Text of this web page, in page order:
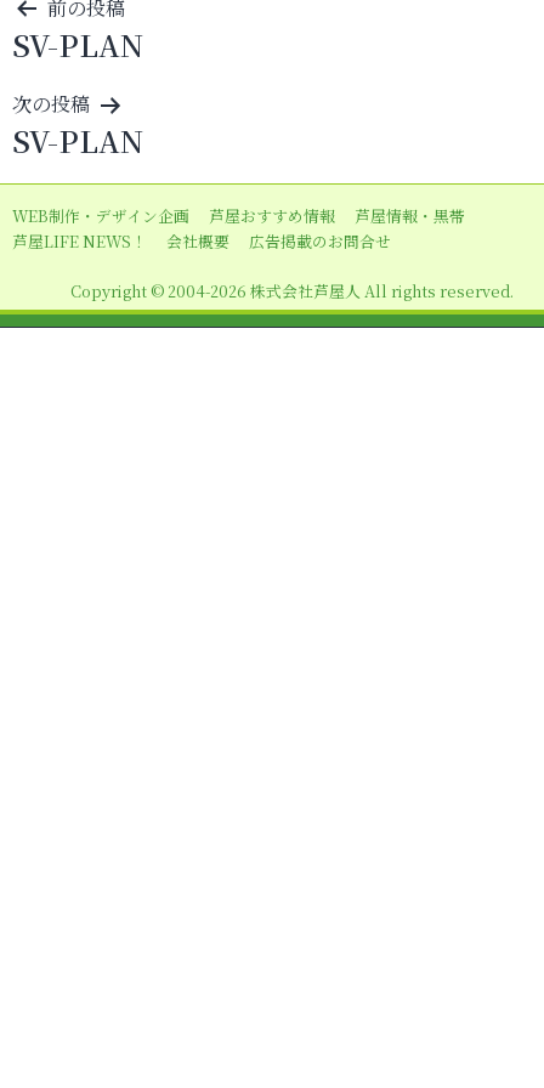
投
稿
ナ
ビ
ゲ
ー
シ
ン
前の投稿
SV-PLAN
次の投稿
SV-PLAN
WEB制作・デザイン企画 芦屋おすすめ情報
芦屋情報・黒帯
芦屋LIFE NEWS！
会社概要 広告掲載のお問合せ
Copyright © 2004-2026 株式会社芦屋人 All rights reserved.